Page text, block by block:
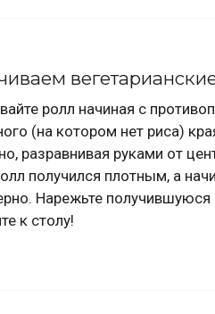
ролл начиная с
(на котором нет риса)
разравнивая руками от
получился плотным, а
Нарежьте получившуюся
к столу!